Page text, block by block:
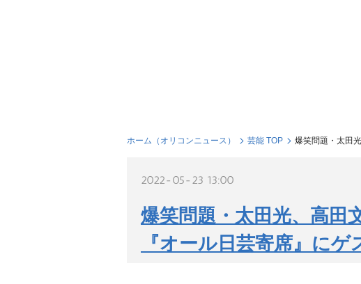
ホーム（オリコンニュース） 芸能 TOP 爆笑問題・太田
2022-05-23 13:00
爆笑問題・太田光、高田
『オール日芸寄席』にゲ